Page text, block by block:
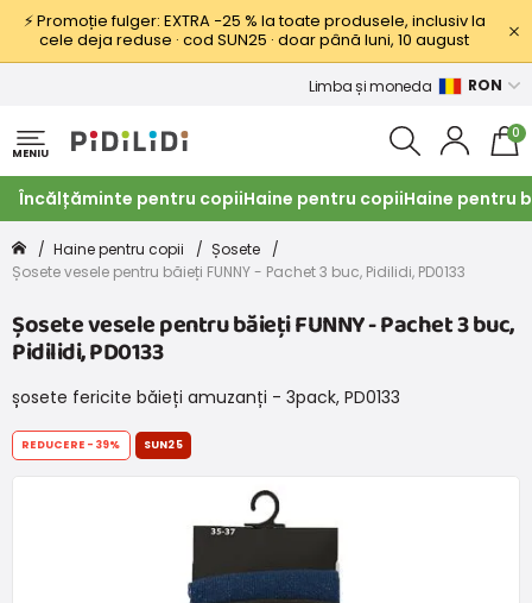
⚡ Promoție fulger: EXTRA −25 % la toate produsele, inclusiv la
cele deja reduse · cod SUN25 · doar până luni, 10 august
Limba și moneda RON
MENIU
0
Încălțăminte pentru copiiHaine pentru copiiHaine pentru
Haine pentru copii
Șosete
Șosete vesele pentru băieți FUNNY - Pachet 3 buc, Pidilidi, PD0133
Șosete vesele pentru băieți FUNNY - Pachet 3 buc,
Pidilidi, PD0133
șosete fericite băieți amuzanți - 3pack, PD0133
REDUCERE -39% SUN25